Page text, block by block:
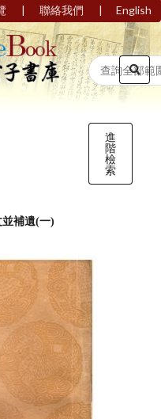
| 聯絡我們 | English
進
階
檢
索
補遺(一)